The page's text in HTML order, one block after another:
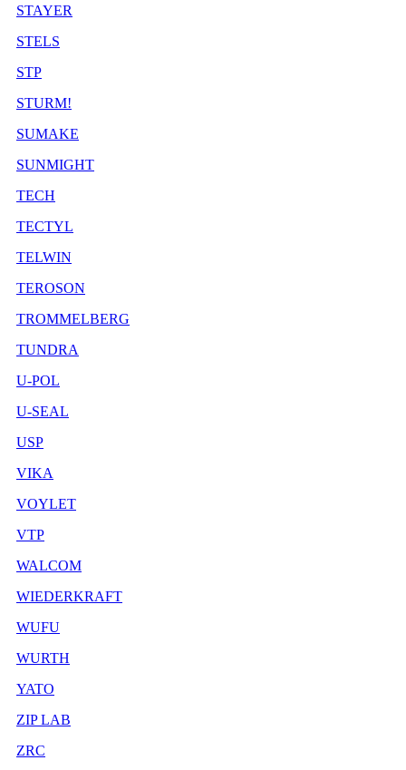
STAYER
STELS
STP
STURM!
SUMAKE
SUNMIGHT
TECH
TECTYL
TELWIN
TEROSON
TROMMELBERG
TUNDRA
U-POL
U-SEAL
USP
VIKA
VOYLET
VTP
WALCOM
WIEDERKRAFT
WUFU
WURTH
YATO
ZIP LAB
ZRC